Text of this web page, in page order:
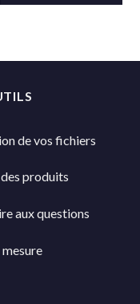
de vos fichiers
produits
aux questions